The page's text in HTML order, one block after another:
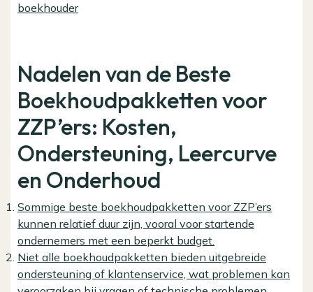
boekhouder
Nadelen van de Beste
Boekhoudpakketten voor
ZZP’ers: Kosten,
Ondersteuning, Leercurve
en Onderhoud
Sommige beste boekhoudpakketten voor ZZP’ers
kunnen relatief duur zijn, vooral voor startende
ondernemers met een beperkt budget.
Niet alle boekhoudpakketten bieden uitgebreide
ondersteuning of klantenservice, wat problemen kan